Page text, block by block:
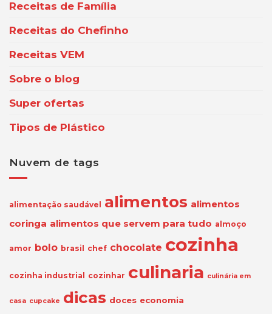
Receitas de Família
Receitas do Chefinho
Receitas VEM
Sobre o blog
Super ofertas
Tipos de Plástico
Nuvem de tags
alimentação saudável alimentos alimentos
coringa alimentos que servem para tudo almoço
amor bolo brasil chef chocolate cozinha
cozinha industrial cozinhar culinaria culinária em
casa cupcake dicas doces economia